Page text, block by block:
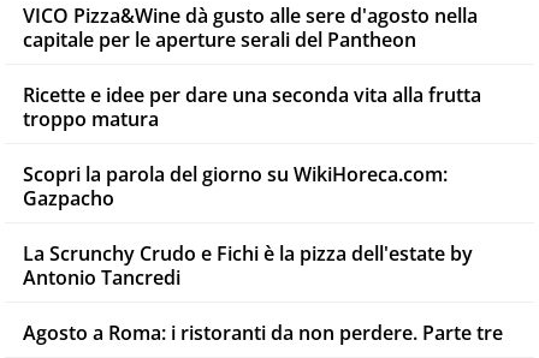
VICO Pizza&Wine dà gusto alle sere d'agosto nella
capitale per le aperture serali del Pantheon
Ricette e idee per dare una seconda vita alla frutta
troppo matura
Scopri la parola del giorno su WikiHoreca.com:
Gazpacho
La Scrunchy Crudo e Fichi è la pizza dell'estate by
Antonio Tancredi
Agosto a Roma: i ristoranti da non perdere. Parte tre